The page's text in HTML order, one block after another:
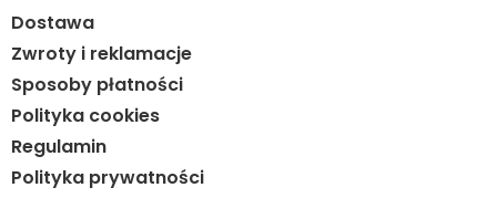
Dostawa
Zwroty i reklamacje
Sposoby płatności
Polityka cookies
Regulamin
Polityka prywatności